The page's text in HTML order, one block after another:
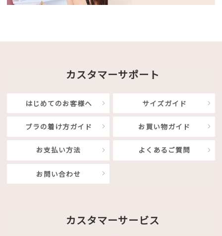
カスタマーサポート
はじめてのお客様へ サイズガイド
ブラの着け方ガイド お買い物ガイド
お支払い方法 よくあるご質問
お問い合わせ
カスタマーサービス